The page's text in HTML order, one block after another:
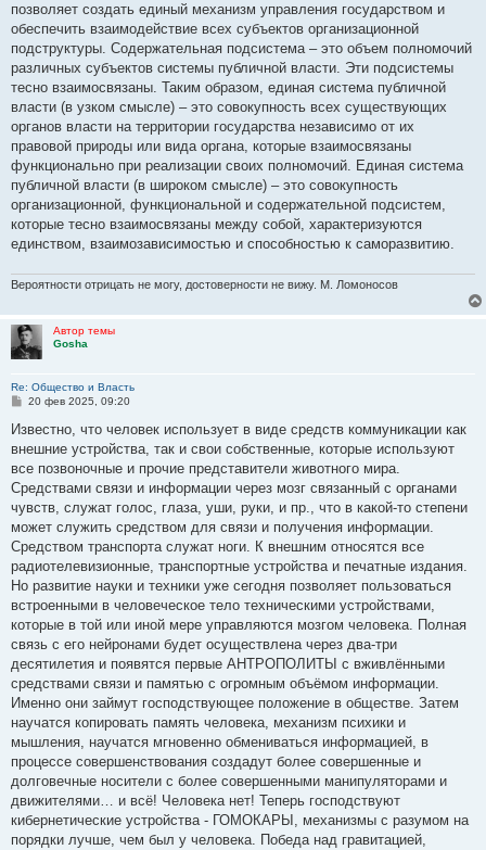
позволяет создать единый механизм управления государством и
обеспечить взаимодействие всех субъектов организационной
подструктуры. Содержательная подсистема – это объем полномочий
различных субъектов системы публичной власти. Эти подсистемы
тесно взаимосвязаны. Таким образом, единая система публичной
власти (в узком смысле) – это совокупность всех существующих
органов власти на территории государства независимо от их
правовой природы или вида органа, которые взаимосвязаны
функционально при реализации своих полномочий. Единая система
публичной власти (в широком смысле) – это совокупность
организационной, функциональной и содержательной подсистем,
которые тесно взаимосвязаны между собой, характеризуются
единством, взаимозависимостью и способностью к саморазвитию.
Вероятности отрицать не могу, достоверности не вижу. М. Ломоносов
Автор темы
Gosha
Re: Общество и Власть
С
о
щ
е
и
е
20 фев 2025, 09:20
Известно, что человек использует в виде средств коммуникации как
внешние устройства, так и свои собственные, которые используют
все позвоночные и прочие представители животного мира.
Средствами связи и информации через мозг связанный с органами
чувств, служат голос, глаза, уши, руки, и пр., что в какой-то степени
может служить средством для связи и получения информации.
Средством транспорта служат ноги. К внешним относятся все
радиотелевизионные, транспортные устройства и печатные издания.
Но развитие науки и техники уже сегодня позволяет пользоваться
встроенными в человеческое тело техническими устройствами,
которые в той или иной мере управляются мозгом человека. Полная
связь с его нейронами будет осуществлена через два-три
десятилетия и появятся первые АНТРОПОЛИТЫ с вживлёнными
средствами связи и памятью с огромным объёмом информации.
Именно они займут господствующее положение в обществе. Затем
научатся копировать память человека, механизм психики и
мышления, научатся мгновенно обмениваться информацией, в
процессе совершенствования создадут более совершенные и
долговечные носители с более совершенными манипуляторами и
движителями… и всё! Человека нет! Теперь господствуют
кибернетические устройства - ГОМОКАРЫ, механизмы с разумом на
порядки лучше, чем был у человека. Победа над гравитацией,